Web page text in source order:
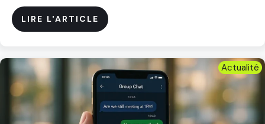
LIRE L'ARTICLE
Actualité